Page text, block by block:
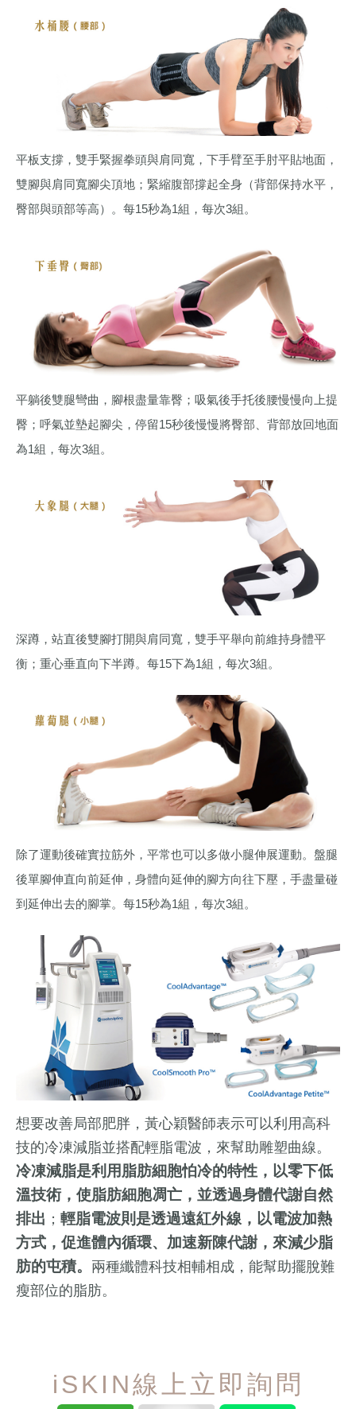
平板支撐，雙手緊握拳頭與肩同寬，下手臂至手肘平貼地面，
雙腳與肩同寬腳尖頂地；緊縮腹部撐起全身（背部保持水平，
臀部與頭部等高）。每15秒為1組，每次3組。
平躺後雙腿彎曲，腳根盡量靠臀；吸氣後手托後腰慢慢向上提
臀；呼氣並墊起腳尖，停留15秒後慢慢將臀部、背部放回地面
為1組，每次3組。
深蹲，站直後雙腳打開與肩同寬，雙手平舉向前維持身體平
衡；重心垂直向下半蹲。每15下為1組，每次3組。
除了運動後確實拉筋外，平常也可以多做小腿伸展運動。盤腿
後單腳伸直向前延伸，身體向延伸的腳方向往下壓，手盡量碰
到延伸出去的腳掌。每15秒為1組，每次3組。
想要改善局部肥胖，黃心穎醫師表示可以利用高科
技的冷凍減脂並搭配輕脂電波，來幫助雕塑曲線。
冷凍減脂是利用脂肪細胞怕冷的特性，以零下低
溫技術，使脂肪細胞凋亡，並透過身體代謝自然
排出 ； 輕脂電波則是透過遠紅外線，以電波加熱
方式，促進體內循環、加速新陳代謝，來減少脂
肪的屯積。 兩種纖體科技相輔相成，能幫助擺脫難
瘦部位的脂肪。
iSKIN線上立即詢問